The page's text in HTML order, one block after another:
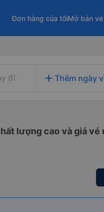
Đơn hàng của tôiMở bán
đi add Thêm ngày
lượng cao và giá vé